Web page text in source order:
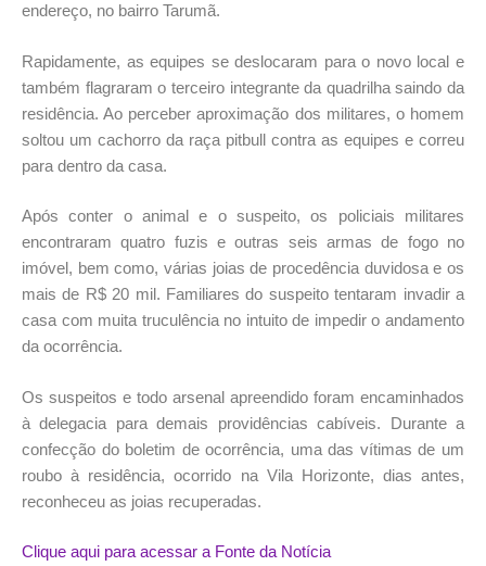
endereço, no bairro Tarumã.
Rapidamente, as equipes se deslocaram para o novo local e
também flagraram o terceiro integrante da quadrilha saindo da
residência. Ao perceber aproximação dos militares, o homem
soltou um cachorro da raça pitbull contra as equipes e correu
para dentro da casa.
Após conter o animal e o suspeito, os policiais militares
encontraram quatro fuzis e outras seis armas de fogo no
imóvel, bem como, várias joias de procedência duvidosa e os
mais de R$ 20 mil. Familiares do suspeito tentaram invadir a
casa com muita truculência no intuito de impedir o andamento
da ocorrência.
Os suspeitos e todo arsenal apreendido foram encaminhados
à delegacia para demais providências cabíveis. Durante a
confecção do boletim de ocorrência, uma das vítimas de um
roubo à residência, ocorrido na Vila Horizonte, dias antes,
reconheceu as joias recuperadas.
Clique aqui para acessar a Fonte da Notícia